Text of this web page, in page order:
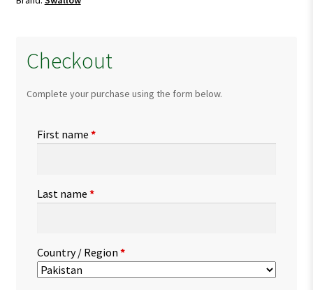
Dark
Wrinkles
Checkout
Complete your purchase using the form below.
First name *
Last name *
Country / Region *